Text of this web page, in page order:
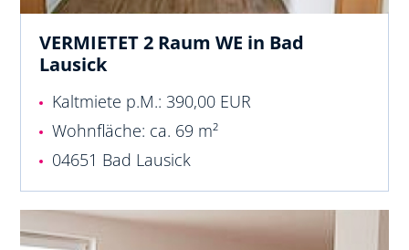
VERMIETET 2 Raum WE in Bad
Lausick
Kaltmiete p.M.: 390,00 EUR
Wohnfläche: ca. 69 m²
04651 Bad Lausick